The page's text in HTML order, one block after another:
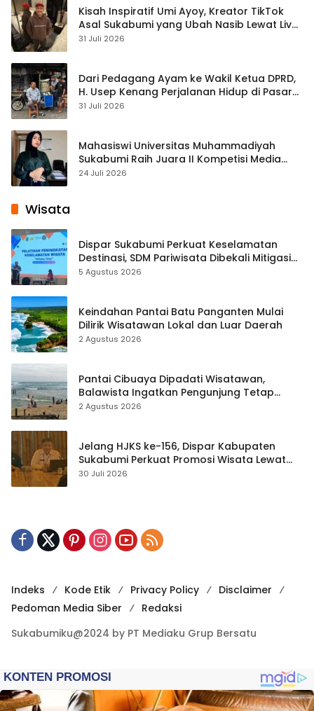
Kisah Inspiratif Umi Ayoy, Kreator TikTok
Asal Sukabumi yang Ubah Nasib Lewat Live
Streaming
31 Juli 2026
Dari Pedagang Ayam ke Wakil Ketua DPRD,
H. Usep Kenang Perjalanan Hidup di Pasar
Cisaat
31 Juli 2026
Mahasiswi Universitas Muhammadiyah
Sukabumi Raih Juara II Kompetisi Media
Pembelajaran Digital Tingkat Internasional
24 Juli 2026
Wisata
Dispar Sukabumi Perkuat Keselamatan
Destinasi, SDM Pariwisata Dibekali Mitigasi
hingga Teknik Evakuasi
5 Agustus 2026
Keindahan Pantai Batu Panganten Mulai
Dilirik Wisatawan Lokal dan Luar Daerah
2 Agustus 2026
Pantai Cibuaya Dipadati Wisatawan,
Balawista Ingatkan Pengunjung Tetap
Waspada
2 Agustus 2026
Jelang HJKS ke-156, Dispar Kabupaten
Sukabumi Perkuat Promosi Wisata Lewat
Publikasi Digital
30 Juli 2026
Indeks Kode Etik Privacy Policy
Disclaimer
Pedoman Media Siber
Redaksi
Sukabumiku@2024 by PT Mediaku Grup Bersatu